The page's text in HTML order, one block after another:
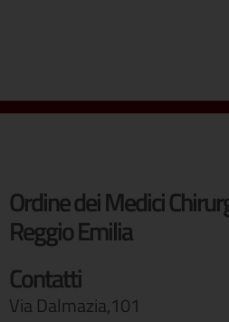
Ordine dei Medici
Reggio Emilia
Contatti
Via Dalmazia,101